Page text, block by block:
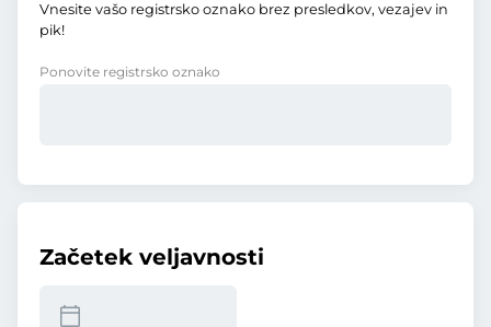
Vnesite vašo registrsko oznako brez presledkov, vezajev in
pik!
Ponovite registrsko oznako
Začetek veljavnosti